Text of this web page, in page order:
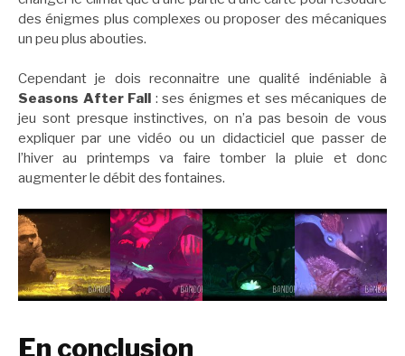
des énigmes plus complexes ou proposer des mécaniques
un peu plus abouties.
Cependant je dois reconnaitre une qualité indéniable à
Seasons After Fall
: ses énigmes et ses mécaniques de
jeu sont presque instinctives, on n’a pas besoin de vous
expliquer par une vidéo ou un didacticiel que passer de
l’hiver au printemps va faire tomber la pluie et donc
augmenter le débit des fontaines.
En conclusion